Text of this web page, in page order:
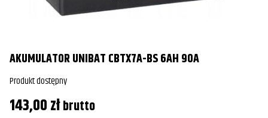
AKUMULATOR UNIBAT CBTX7A-BS 6AH 90A
Produkt dostępny
143,00złbrutto